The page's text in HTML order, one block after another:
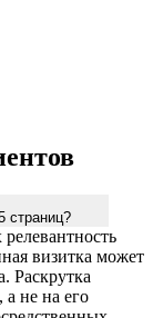
страниц?
визитка может
Раскрутка
а не на его